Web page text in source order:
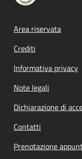
Footer
Area riservata
Crediti
Informativa privacy
Note legali
Dichiarazione di
Contatti
Prenotazione